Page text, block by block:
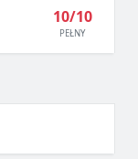
10/10
PEŁNY